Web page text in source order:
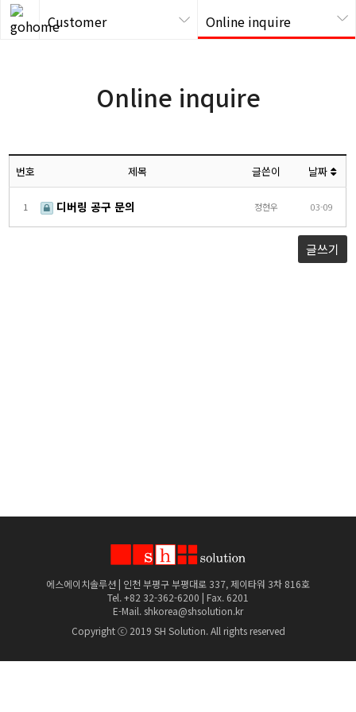
Customer Online inquire
Online inquire
번호 제목 글쓴이 날짜
1 디버링 공구 문의 정현우 03-09
글쓰기
에스에이치솔루션 | 인천 부평구 부평대로 337, 제이타워 3차 816호
Tel. +82 32-362-6200 | Fax. 6201
E-Mail. shkorea@shsolution.kr
Copyright ⓒ 2019 SH Solution. All rights reserved